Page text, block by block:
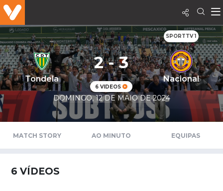
SPORTTV 1
Tondela
2 - 3
6 VIDEOS
Nacional
DOMINGO, 12 DE MAIO DE 2024
MATCH STORY AO MINUTO EQUIPAS
6 VÍDEOS